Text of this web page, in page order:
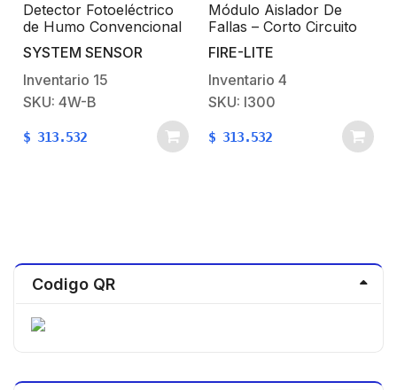
Detector Fotoeléctrico
de Humo Convencional
de 4 Hilos / Serie i3 /
Incluye Base
SYSTEM SENSOR
Inventario 15
SKU: 4W-B
$ 313.532
Módulo Aislador De
Fallas – Corto Circuito
Para Lazo SLC
FIRE-LITE
Inventario 4
SKU: I300
$ 313.532
Codigo QR